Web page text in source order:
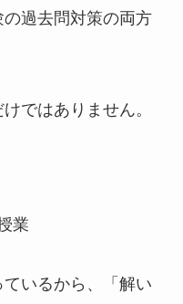
過去問対策の両方
ではありません。
業
いるから、「解い